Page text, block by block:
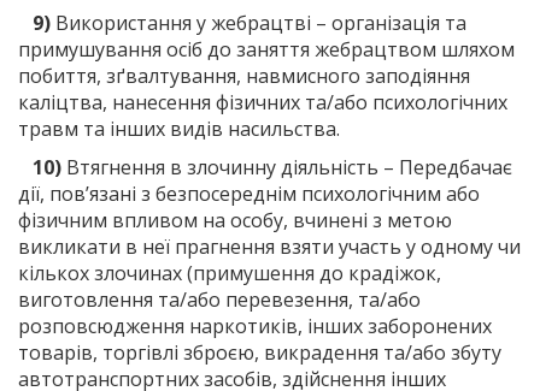
9) Використання у жебрацтві – організація та
примушування осіб до заняття жебрацтвом шляхом
побиття, зґвалтування, навмисного заподіяння
каліцтва, нанесення фізичних та/або психологічних
травм та інших видів насильства.
10) Втягнення в злочинну діяльність – Передбачає
дії, пов’язані з безпосереднім психологічним або
фізичним впливом на особу, вчинені з метою
викликати в неї прагнення взяти участь у одному чи
кількох злочинах (примушення до крадіжок,
виготовлення та/або перевезення, та/або
розповсюдження наркотиків, інших заборонених
товарів, торгівлі зброєю, викрадення та/або збуту
автотранспортних засобів, здійснення інших